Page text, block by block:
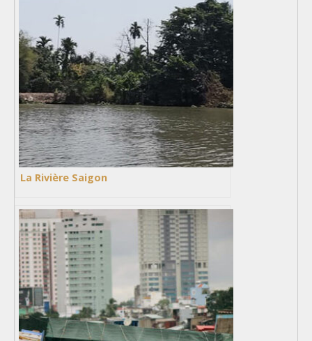
La Rivière Saigon